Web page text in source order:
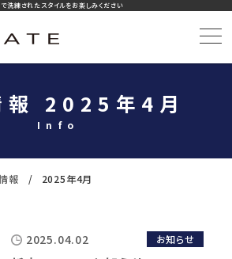
で洗練されたスタイルをお楽しみください
報 2025年4月
報 2025年4月
2025.04.02 お知らせ